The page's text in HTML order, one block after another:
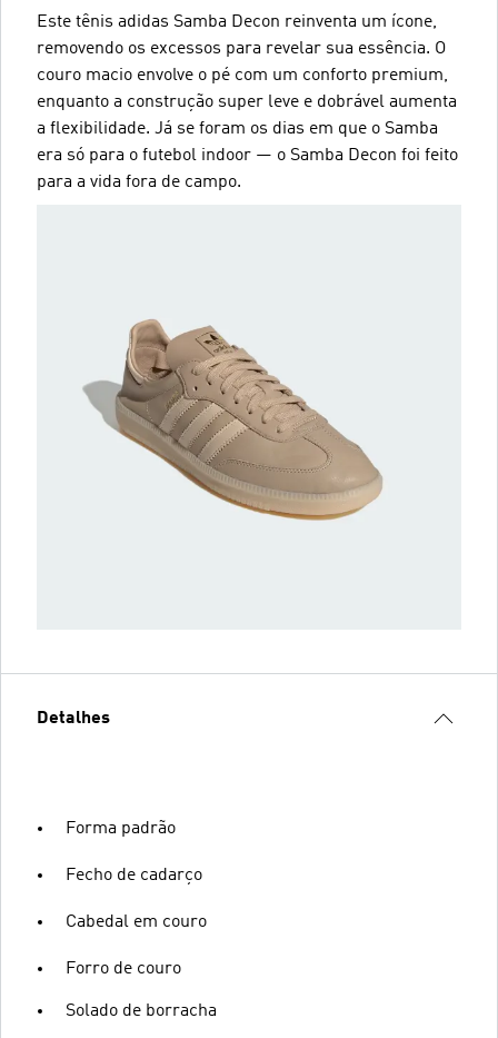
Este tênis adidas Samba Decon reinventa um ícone,
removendo os excessos para revelar sua essência. O
couro macio envolve o pé com um conforto premium,
enquanto a construção super leve e dobrável aumenta
a flexibilidade. Já se foram os dias em que o Samba
era só para o futebol indoor — o Samba Decon foi feito
para a vida fora de campo.
Detalhes
Forma padrão
Fecho de cadarço
Cabedal em couro
Forro de couro
Solado de borracha